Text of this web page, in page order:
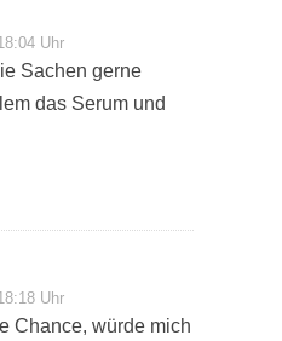
Uhr
Sachen gerne
das Serum und
Uhr
Chance, würde mich